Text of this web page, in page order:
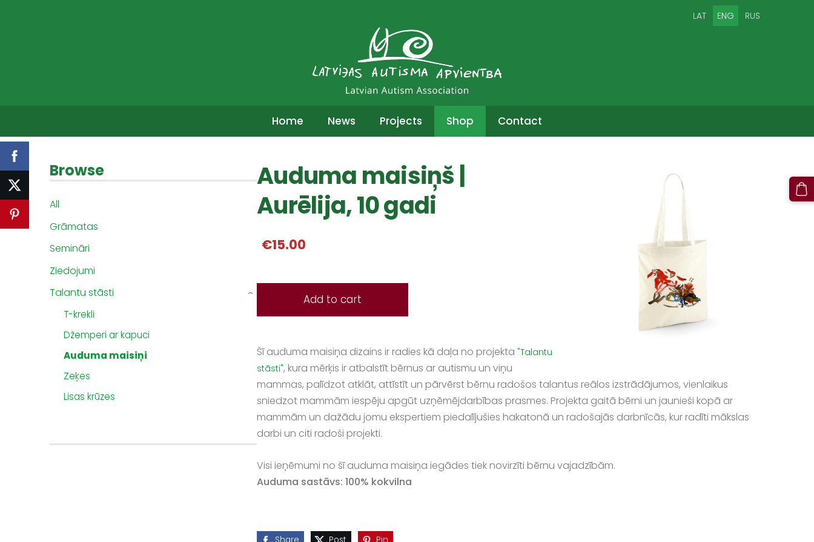
LAT ENG RUS
Home News Projects Shop Contact
Browse
All
Grāmatas
Semināri
Ziedojumi
Talantu stāsti
T-krekli
Džemperi ar kapuci
Auduma maisiņi
Zeķes
Lisas krūzes
›
Auduma maisiņš |
Aurēlija, 10 gadi
€15.00
Add to cart
Šī auduma maisiņa dizains ir radies kā daļa no projekta "Talantu
stāsti", kura mērķis ir atbalstīt bērnus ar autismu un viņu
mammas, palīdzot atklāt, attīstīt un pārvērst bērnu radošos talantus reālos izstrādājumos, vienlaikus
sniedzot mammām iespēju apgūt uzņēmējdarbības prasmes. Projekta gaitā bērni un jaunieši kopā ar
mammām un dažādu jomu ekspertiem piedalījušies hakatonā un radošajās darbnīcās, kur radīti mākslas
darbi un citi radoši projekti.
Visi ieņēmumi no šī auduma maisiņa iegādes tiek novirzīti bērnu vajadzībām.
Auduma sastāvs:100% kokvilna
Share Post Pin